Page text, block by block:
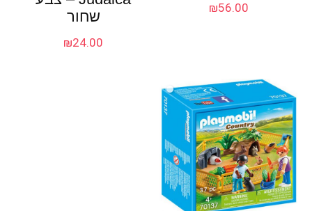
₪56.00
שחור
₪24.00